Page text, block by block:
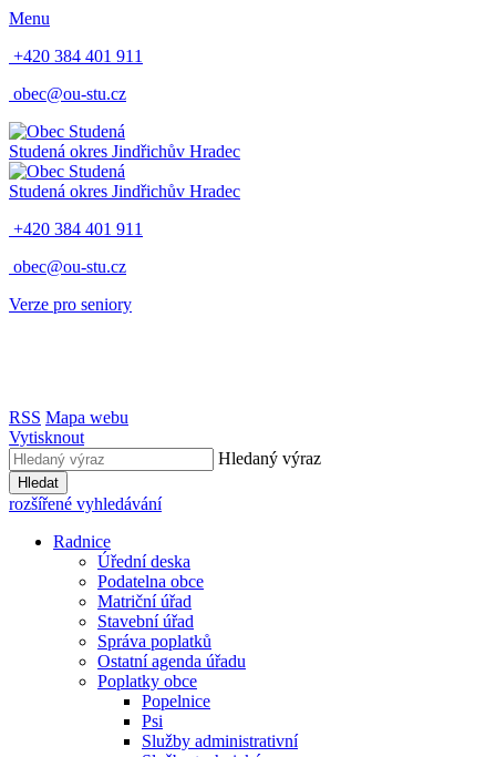
Menu
+420 384 401 911
obec@ou-stu.cz
Studená okres Jindřichův Hradec
Studená okres Jindřichův Hradec
+420 384 401 911
obec@ou-stu.cz
Verze pro seniory
RSS Mapa webu
Vytisknout
Hledaný výraz
Hledat
rozšířené vyhledávání
Radnice
Úřední deska
Podatelna obce
Matriční úřad
Stavební úřad
Správa poplatků
Ostatní agenda úřadu
Poplatky obce
Popelnice
Psi
Služby administrativní